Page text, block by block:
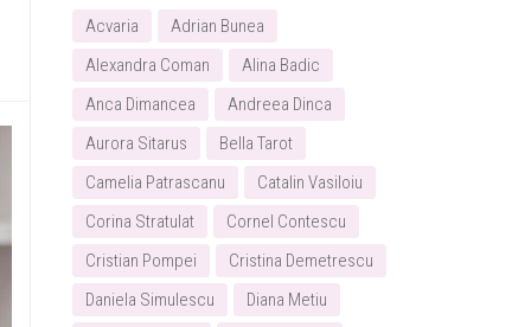
Acvaria
Adrian Bunea
Alexandra Coman
Alina Badic
Anca Dimancea
Andreea Dinca
Aurora Sitarus
Bella Tarot
Camelia Patrascanu
Catalin Vasiloiu
Corina Stratulat
Cornel Contescu
Cristian Pompei
Cristina Demetrescu
Daniela Simulescu
Diana Metiu